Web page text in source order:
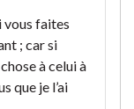
vous faites
; car si
à celui à
que je l’ai